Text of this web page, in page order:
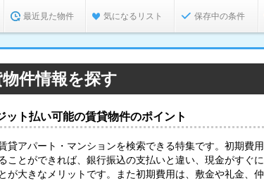
最近見た物件 気になるリスト 保存中の条件
件情報を探す
ット払い可能の賃貸物件のポイント
貸アパート・マンションを検索できる特集です。初期費用
ことができれば、銀行振込の支払いと違い、現金がすぐに
が大きなメリットです。また初期費用は、敷金や礼金、仲